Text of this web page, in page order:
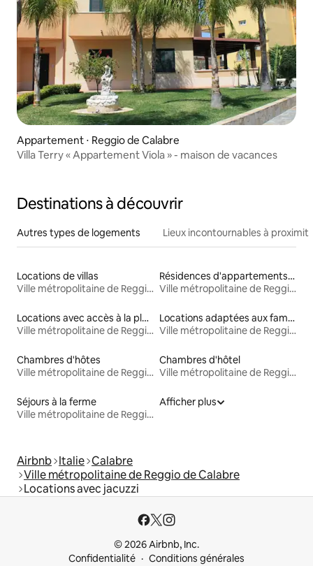
Appartement ⋅ Reggio de Calabre
Villa Terry « Appartement Viola » - maison de vacances
Destinations à découvrir
Autres types de logements Lieux incontournables à
Locations de villas
Ville métropolitaine de Reggio de Calabre
Résidences d'appartements en location
Ville métropolitaine de Reggio de Calabre
Locations avec accès à la plage
Ville métropolitaine de Reggio de Calabre
Locations adaptées aux familles
Ville métropolitaine de Reggio de Calabre
Chambres d'hôtes
Ville métropolitaine de Reggio de Calabre
Chambres d'hôtel
Ville métropolitaine de Reggio de Calabre
Séjours à la ferme
Ville métropolitaine de Reggio de Calabre
Afficher plus
Airbnb Italie Calabre
Ville métropolitaine de Reggio de Calabre
Locations avec jacuzzi
© 2026 Airbnb, Inc.
Confidentialité
Conditions générales